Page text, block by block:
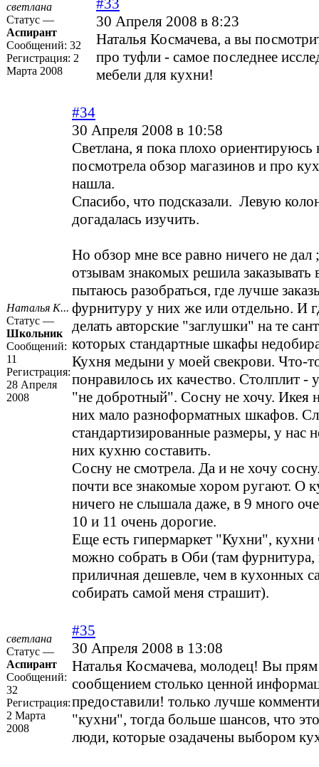
светлана
Статус —
Аспирант
Сообщений: 32
Регистрация: 2
Марта 2008
#33
30 Апреля 2008 в 8:23
Наталья Космачева, а вы
про туфли - самое последнее
мебели для кухни!
Наталья К...
Статус —
Школьник
Сообщений:
11
Регистрация:
28 Апреля
2008
#34
30 Апреля 2008 в 10:58
Светлана, я пока плохо ориентируюсь
посмотрела обзор магазинов и про
нашла.
Спасибо, что подсказали. Левую
догадалась изучить.
Но обзор мне все равно ничего не
отзывам знакомых решила заказывать
пытаюсь разобраться, где лучше
фурнитуру у них же или отдельно. И
делать авторские "заглушки" на те
которых стандартные шкафы
Кухня медыни у моей свекрови. Что-
понравилось их качество. Столплит -
"не добротный". Сосну не хочу. Икея
них мало разноформатных шкафов.
стандартизированные размеры, у нас
них кухню составить.
Сосну не смотрела. Да и не хочу
почти все знакомые хором ругают. О
ничего не слышала даже, в 9 много
10 и 11 очень дорогие.
Еще есть гипермаркет "Кухни",
можно собрать в Оби (там фурнитура,
приличная дешевле, чем в кухонных
собирать самой меня страшит).
светлана
Статус —
Аспирант
Сообщений:
32
Регистрация:
2 Марта
2008
#35
30 Апреля 2008 в 13:08
Наталья Космачева, молодец! Вы
сообщением столько ценной
предоставили! только лучше
"кухни", тогда больше шансов, что
люди, которые озадачены выбором